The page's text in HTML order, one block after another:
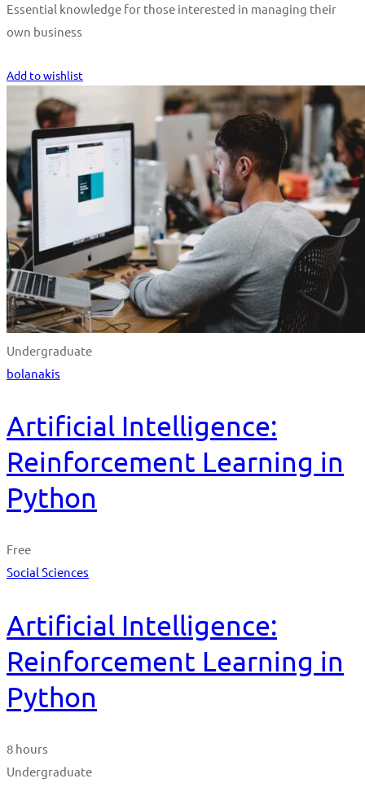
Essential knowledge for those interested in managing their
own business
Add to wishlist
Undergraduate
bolanakis
Artificial Intelligence:
Reinforcement Learning in
Python
Free
Social Sciences
Artificial Intelligence:
Reinforcement Learning in
Python
8 hours
Undergraduate